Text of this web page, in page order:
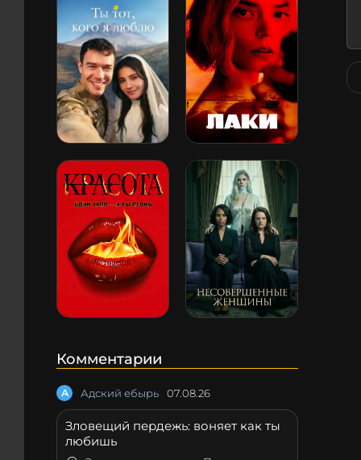
Комментарии
А Адский ебырь 07.08.26
Зловещий пердежь: воняет как ты
любишь